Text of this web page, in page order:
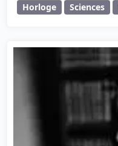
Horloge Sciences